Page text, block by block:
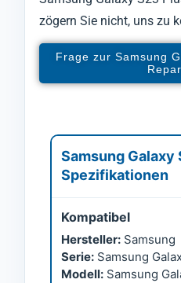
zögern Sie nicht, uns zu
Frage zur Samsung
Samsung Galaxy
Spezifikationen
Kompatibel
Hersteller: Samsung
Serie: Samsung
Modell: Samsung